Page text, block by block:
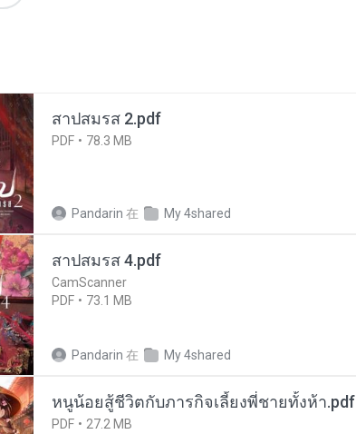
สาปสมรส 2.pdf
PDF 78.3 MB
Pandarin 在 My 4shared
สาปสมรส 4.pdf
CamScanner
PDF
73.1 MB
Pandarin 在 My 4shared
หนูน้อยสู้ชีวิตกับภารกิจเลี้ยงพี่ชายทั้งห้า.pdf
PDF 27.2 MB